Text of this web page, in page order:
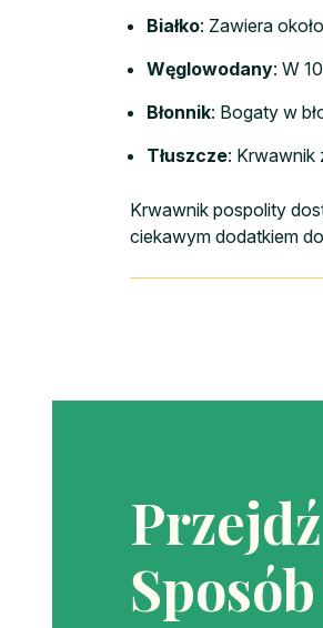
Białko: Zawiera
Węglowodany: W
Błonnik: Bogaty w
Tłuszcze: Krwawnik
Krwawnik pospolity
ciekawym dodatkiem